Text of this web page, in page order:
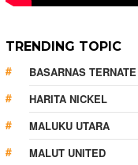
TRENDING TOPIC
BASARNAS TERNATE
HARITA NICKEL
MALUKU UTARA
MALUT UNITED